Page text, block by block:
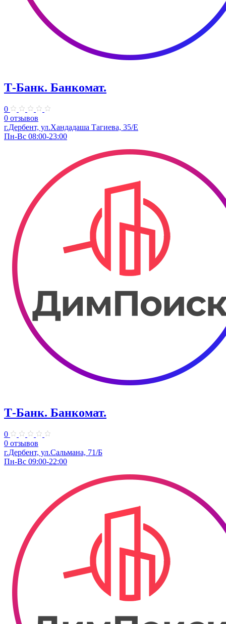
Т-Банк. Банкомат.
0
0 отзывов
г.Дербент, ул.​Хандадаша Тагиева, 35/Е
Пн-Вс 08:00-23:00
Т-Банк. Банкомат.
0
0 отзывов
г.Дербент, ул.​Сальмана, 71/Б
Пн-Вс 09:00-22:00